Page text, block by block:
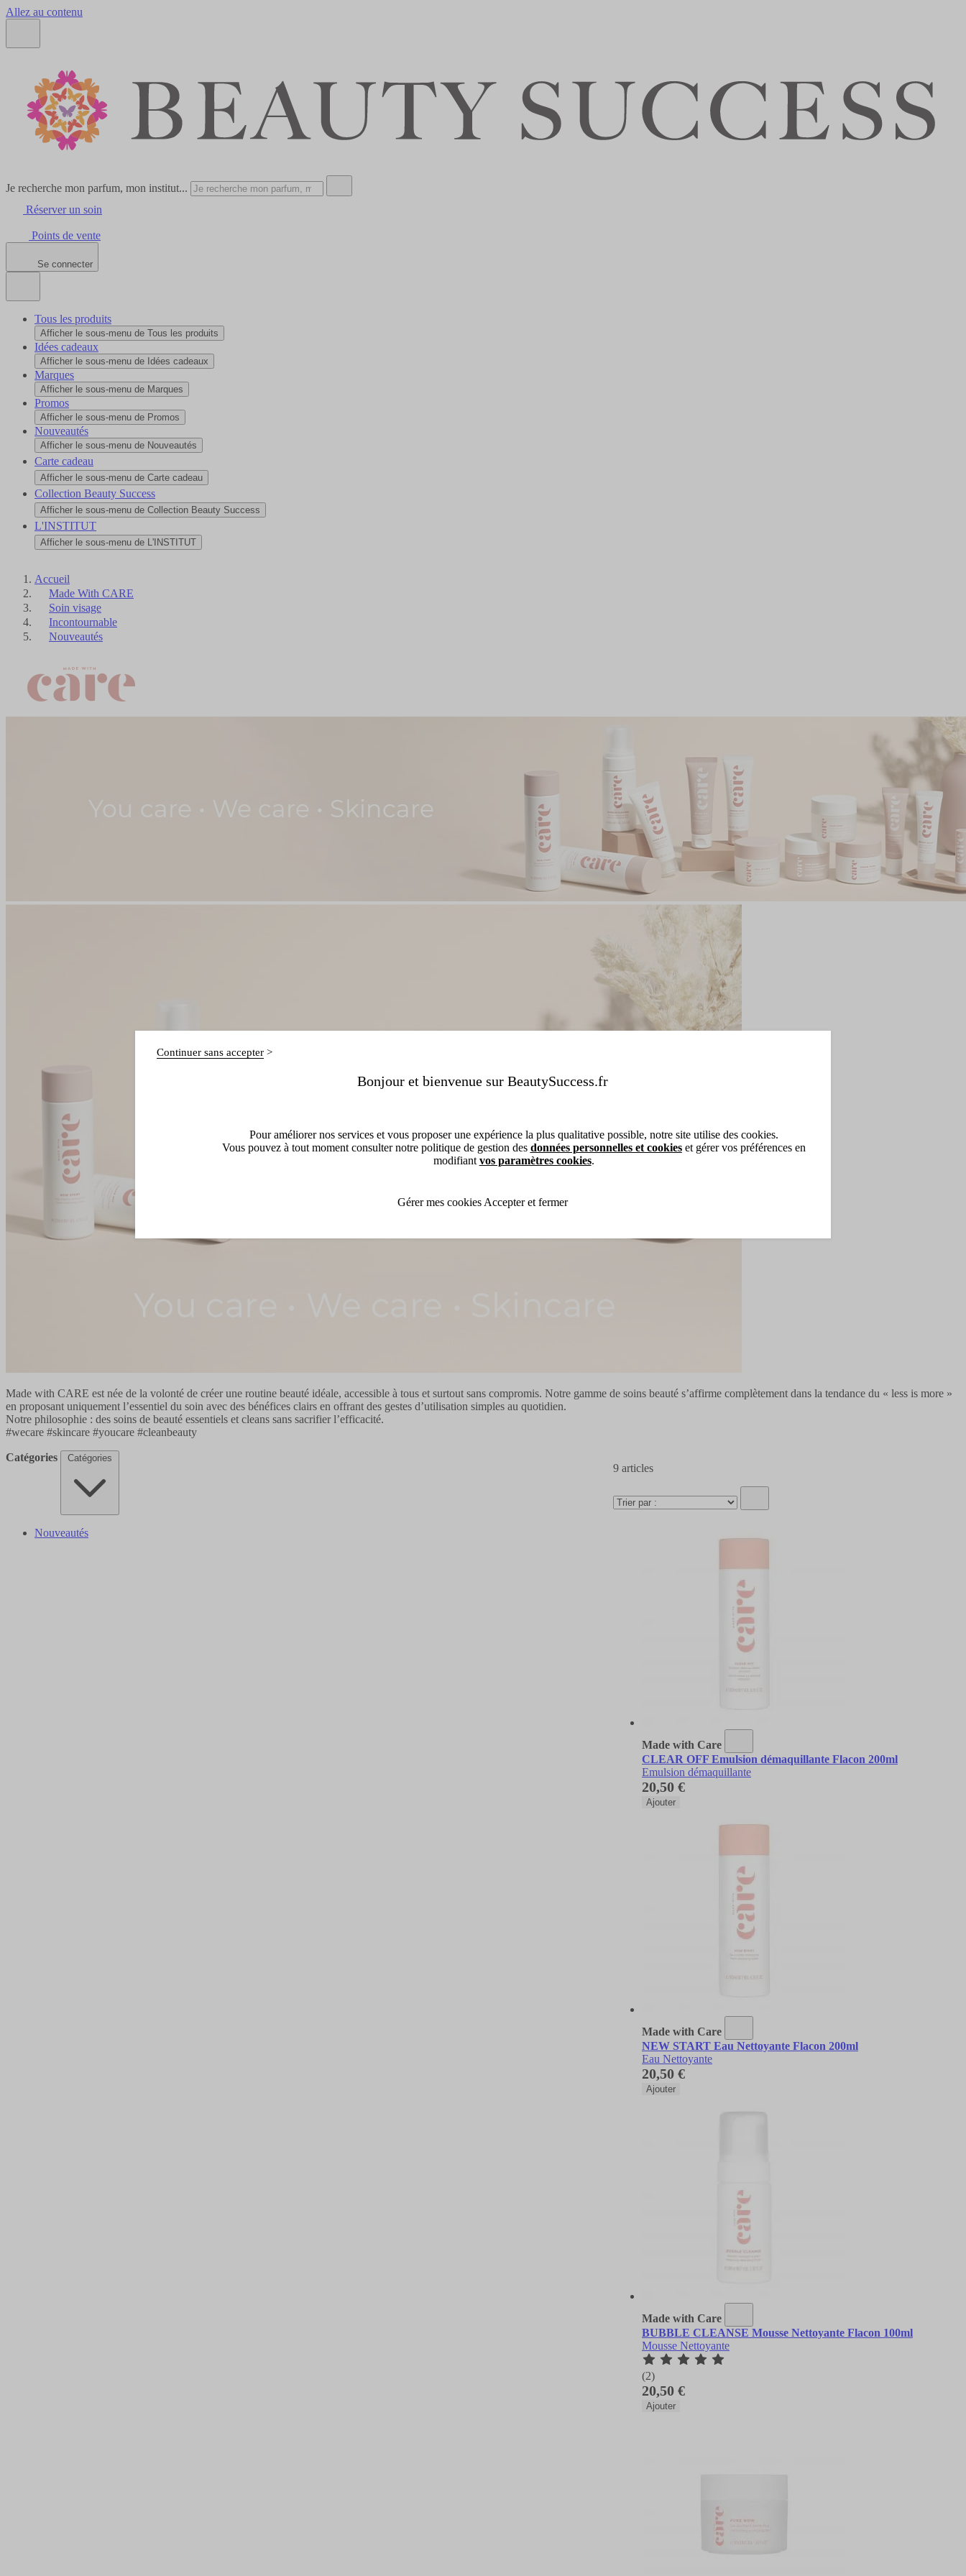
Allez au contenu
Je recherche mon parfum, mon institut...
Réserver un soin
Points de vente
Se connecter
Tous les produits
Afficher le sous-menu de Tous les produits
Idées cadeaux
Afficher le sous-menu de Idées cadeaux
Marques
Afficher le sous-menu de Marques
Promos
Afficher le sous-menu de Promos
Nouveautés
Afficher le sous-menu de Nouveautés
Carte cadeau
Afficher le sous-menu de Carte cadeau
Collection Beauty Success
Afficher le sous-menu de Collection Beauty Success
L'INSTITUT
Afficher le sous-menu de L'INSTITUT
Accueil
Made With CARE
Soin visage
Incontournable
Nouveautés
Made with CARE est née de la volonté de créer une routine beauté idéale, accessible à tous et surtout sans compromis. Notre gamme de soins beauté s’affirme complètement dans la tendance du « less is more »
en proposant uniquement l’essentiel du soin avec des bénéfices clairs en offrant des gestes d’utilisation simples au quotidien.
Notre philosophie : des soins de beauté essentiels et cleans sans sacrifier l’efficacité.
#wecare #skincare #youcare #cleanbeauty
Catégories Catégories
Nouveautés
9 articles
Made with Care
CLEAR OFF Emulsion démaquillante Flacon 200ml
Emulsion démaquillante
20,50 €
Ajouter
Made with Care
NEW START Eau Nettoyante Flacon 200ml
Eau Nettoyante
20,50 €
Ajouter
Made with Care
BUBBLE CLEANSE Mousse Nettoyante Flacon 100ml
Mousse Nettoyante
(2)
20,50 €
Ajouter
Bonjour et bienvenue sur BeautySuccess.fr
Continuer sans accepter
Pour améliorer nos services et vous proposer une expérience la plus qualitative possible, notre site utilise des cookies.
Vous pouvez à tout moment consulter notre politique de gestion des données personnelles et cookieset gérer vos préférences en
modifiant vos paramètres cookies.
Gérer mes cookies Accepter et fermer